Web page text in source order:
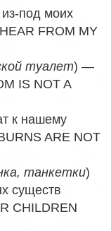
из-под моих
FROM MY
туалет) —
IS NOT A
к нашему
ARE NOT
танкетки)
существ
CHILDREN